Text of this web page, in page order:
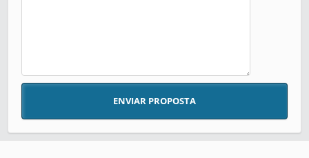
ENVIAR PROPOSTA